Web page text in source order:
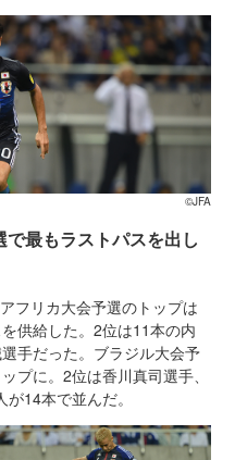
©JFA
最もラストパスを出し
フリカ大会予選のトップは
供給した。2位は11本の内
手だった。ブラジル大会予
プに。2位は香川真司選手、
14本で並んだ。